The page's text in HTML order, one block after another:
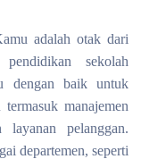
adalah otak dari
sekolah
dengan baik untuk
manajemen
layanan pelanggan.
departemen, seperti